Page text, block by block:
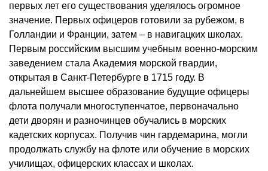
первых лет его существования уделялось огромное
значение. Первых офицеров готовили за рубежом, в
Голландии и Франции, затем – в навигацких школах.
Первым российским высшим учебным военно-морским
заведением стала Академия морской гвардии,
открытая в Санкт-Петербурге в 1715 году. В
дальнейшем высшее образование будущие офицеры
флота получали многоступенчатое, первоначально
дети дворян и разночинцев обучались в морских
кадетских корпусах. Получив чин гардемарина, могли
продолжать службу на флоте или обучение в морских
училищах, офицерских классах и школах.